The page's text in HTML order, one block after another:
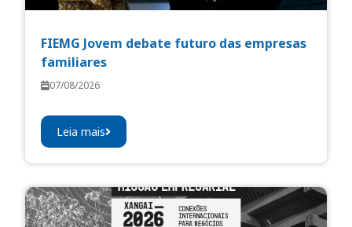
FIEMG Jovem debate futuro das empresas
familiares
07/08/2026
Leia mais